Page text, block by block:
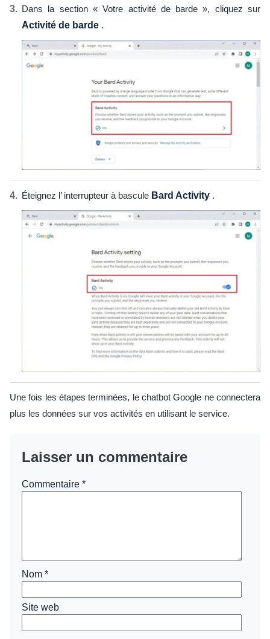
Dans la section « Votre activité de barde », cliquez sur
Activité de barde .
Éteignez l’ interrupteur à bascule Bard Activity .
Une fois les étapes terminées, le chatbot Google ne connectera
plus les données sur vos activités en utilisant le service.
Laisser un commentaire
Commentaire *
Nom *
Site web